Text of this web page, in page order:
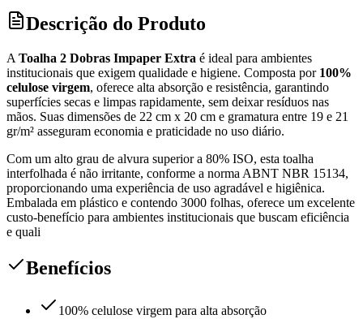
Descrição do Produto
A Toalha 2 Dobras Impaper Extra é ideal para ambientes
institucionais que exigem qualidade e higiene. Composta por 100%
celulose virgem, oferece alta absorção e resistência, garantindo
superfícies secas e limpas rapidamente, sem deixar resíduos nas
mãos. Suas dimensões de 22 cm x 20 cm e gramatura entre 19 e 21
gr/m² asseguram economia e praticidade no uso diário.
Com um alto grau de alvura superior a 80% ISO, esta toalha
interfolhada é não irritante, conforme a norma ABNT NBR 15134,
proporcionando uma experiência de uso agradável e higiênica.
Embalada em plástico e contendo 3000 folhas, oferece um excelente
custo-benefício para ambientes institucionais que buscam eficiência
e quali
Benefícios
100% celulose virgem para alta absorção